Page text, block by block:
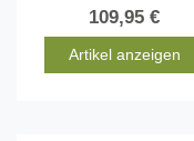
109,95 €
Artikel anzeigen